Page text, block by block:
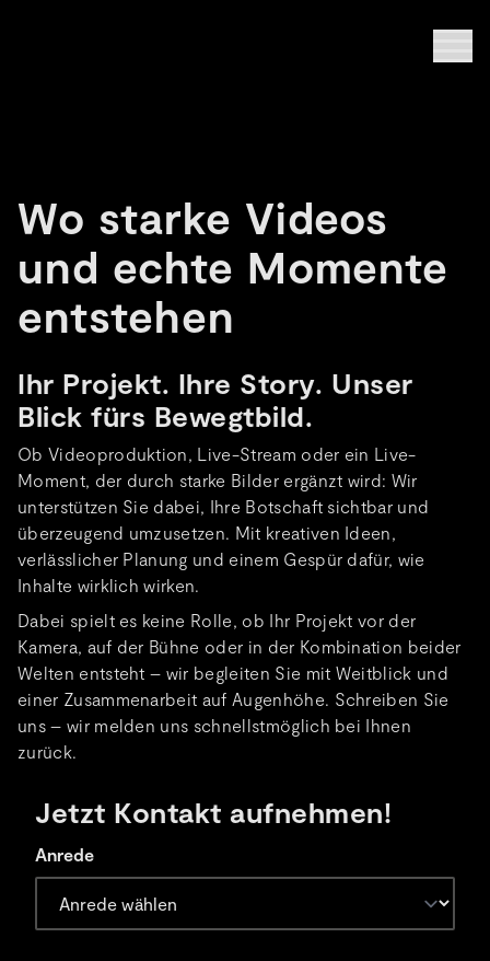
Wo starke Videos
und echte Momente
entstehen
Ihr Projekt. Ihre Story. Unser
Blick fürs Bewegtbild.
Ob Videoproduktion, Live-Stream oder ein Live-
Moment, der durch starke Bilder ergänzt wird: Wir
unterstützen Sie dabei, Ihre Botschaft sichtbar und
überzeugend umzusetzen. Mit kreativen Ideen,
verlässlicher Planung und einem Gespür dafür, wie
Inhalte wirklich wirken.
Dabei spielt es keine Rolle, ob Ihr Projekt vor der
Kamera, auf der Bühne oder in der Kombination beider
Welten entsteht – wir begleiten Sie mit Weitblick und
einer Zusammenarbeit auf Augenhöhe. Schreiben Sie
uns – wir melden uns schnellstmöglich bei Ihnen
zurück.
Jetzt Kontakt aufnehmen!
Anrede